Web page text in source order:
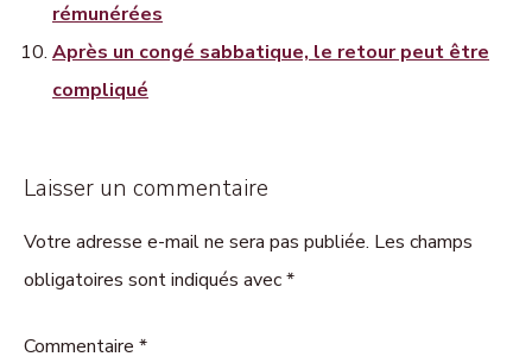
rémunérées
Après un congé sabbatique, le retour peut être
compliqué
Laisser un commentaire
Votre adresse e-mail ne sera pas publiée. Les champs
obligatoires sont indiqués avec *
Commentaire *